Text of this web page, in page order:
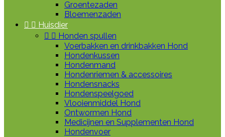
Groentezaden
Bloemenzaden
  Huisdier
  Honden spullen
Voerbakken en drinkbakken Hond
Hondenkussen
Hondenmand
Hondenriemen & accessoires
Hondensnacks
Hondenspeelgoed
Vlooienmiddel Hond
Ontwormen Hond
Medicijnen en Supplementen Hond
Hondenvoer